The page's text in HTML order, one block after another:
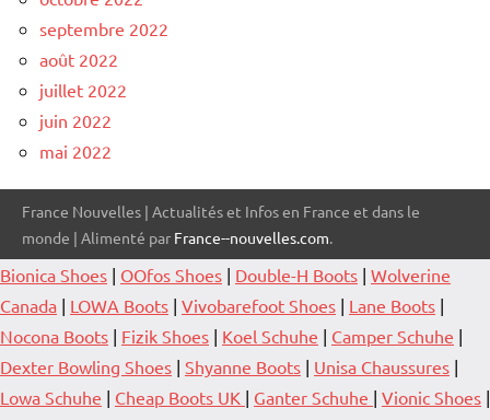
septembre 2022
août 2022
juillet 2022
juin 2022
mai 2022
France Nouvelles | Actualités et Infos en France et dans le
monde | Alimenté par France--nouvelles.com.
Bionica Shoes | OOfos Shoes | Double-H Boots | Wolverine
Canada | LOWA Boots | Vivobarefoot Shoes | Lane Boots |
Nocona Boots | Fizik Shoes | Koel Schuhe | Camper Schuhe |
Dexter Bowling Shoes | Shyanne Boots | Unisa Chaussures |
Lowa Schuhe | Cheap Boots UK | Ganter Schuhe | Vionic Shoes |